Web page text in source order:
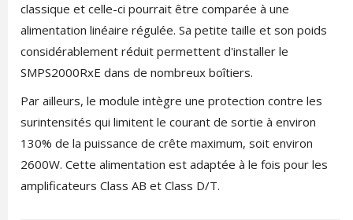
classique et celle-ci pourrait être comparée à une
alimentation linéaire régulée. Sa petite taille et son poids
considérablement réduit permettent d'installer le
SMPS2000RxE dans de nombreux boîtiers.
Par ailleurs, le module intègre une protection contre les
surintensités qui limitent le courant de sortie à environ
130% de la puissance de crête maximum, soit environ
2600W. Cette alimentation est adaptée à le fois pour les
amplificateurs Class AB et Class D/T.